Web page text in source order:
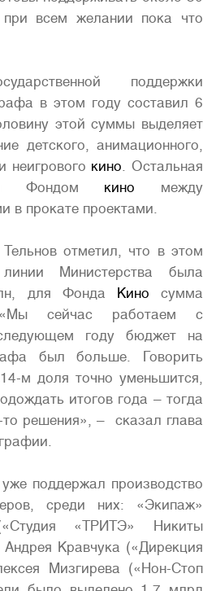
всем желании пока что
поддержки
в этом году составил 6
этой суммы выделяет
детского, анимационного,
неигрового кино. Остальная
Фондом кино между
в прокате проектами.
отметил, что в этом
Министерства была
для Фонда
Кино сумма
сейчас работаем с
году бюджет на
был больше. Говорить
м доля точно уменьшится,
итогов года – тогда
решения», – сказал глава
поддержал производство
среди них: «Экипаж»
«ТРИТЭ» Никиты
Кравчука («Дирекция
Мизгирева («Нон-Стоп